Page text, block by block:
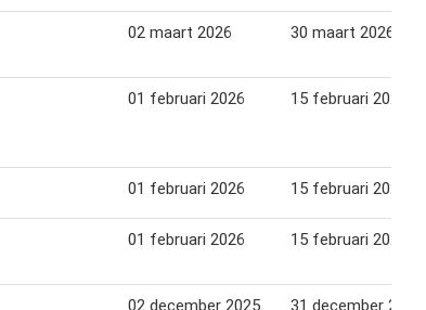
02 maart 2026 30 maart 2026
01 februari 2026 15 februari 2026
01 februari 2026 15 februari 2026
01 februari 2026 15 februari 2026
02 december 2025 31 december 2025